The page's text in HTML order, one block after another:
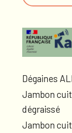
Dégaines
Jambon
dégraissé
Jambon